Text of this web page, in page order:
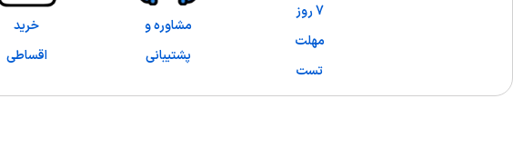
7 روز
مهلت
تست
مشاوره و
پشتیبانی
خرید
اقساطی